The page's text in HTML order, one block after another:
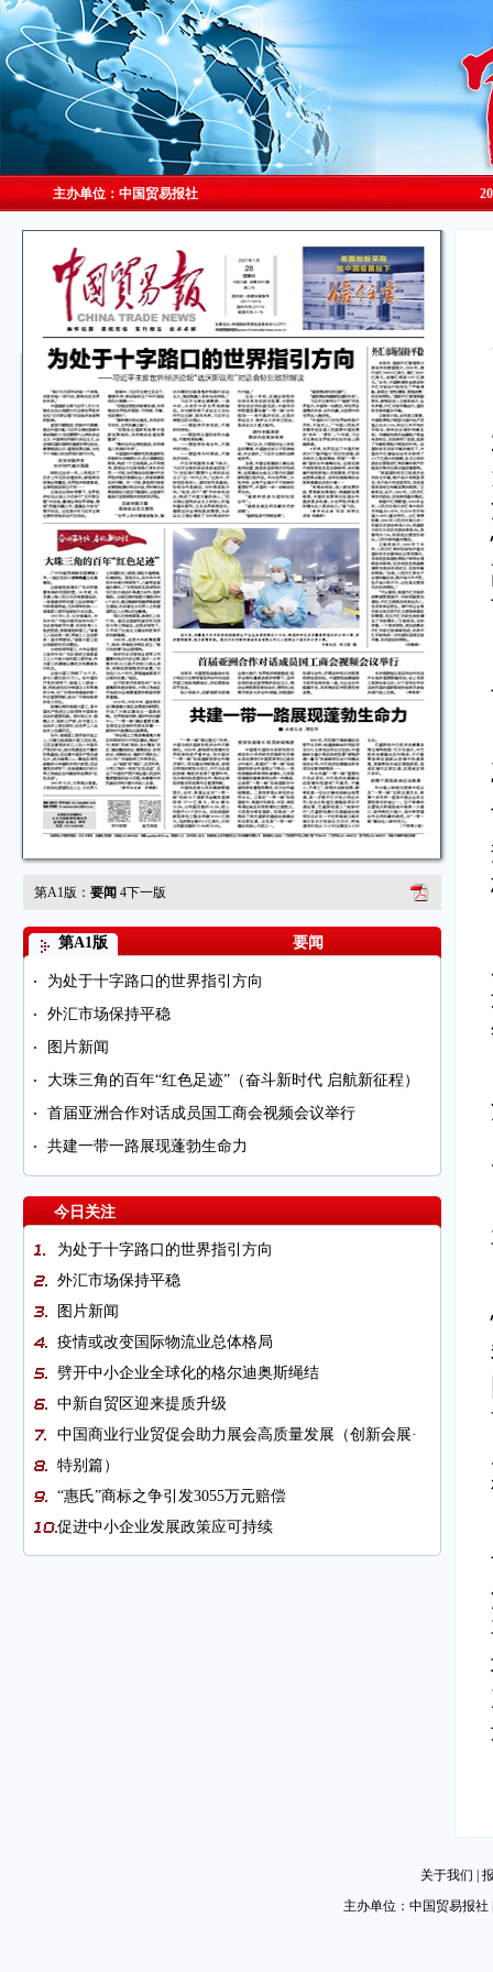
主办单位：中国贸易报社
第A1版： 要闻 4下一版
第A1版 要闻
为处于十字路口的世界指引方向
外汇市场保持平稳
图片新闻
大珠三角的百年“红色足迹”（奋斗新时代 启航新征程）
首届亚洲合作对话成员国工商会视频会议举行
共建一带一路展现蓬勃生命力
今日关注
为处于十字路口的世界指引方向
外汇市场保持平稳
图片新闻
疫情或改变国际物流业总体格局
劈开中小企业全球化的格尔迪奥斯绳结
中新自贸区迎来提质升级
中国商业行业贸促会助力展会高质量发展（创新会展·
特别篇）
“惠氏”商标之争引发3055万元赔偿
促进中小企业发展政策应可持续
首届消博会招展工作进入收官阶段
关于我们
主办单位：中国贸易报